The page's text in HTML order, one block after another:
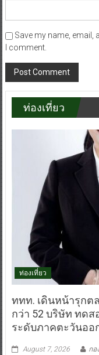
Save my name, email,
I comment.
ท่องเที่ยว
ท่องเที่ยว
ททท. เดินหน้ารุกตล
กว่า 52 บริษัท ทดส
ระดับภาคตะวันอ
August 7, 2026 กอ